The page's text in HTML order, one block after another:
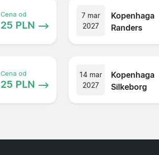
Cena od
25 PLN
Cena od
25 PLN
7 mar
2027
Kopenhaga
Randers
14 mar
2027
Kopenhaga
Silkeborg